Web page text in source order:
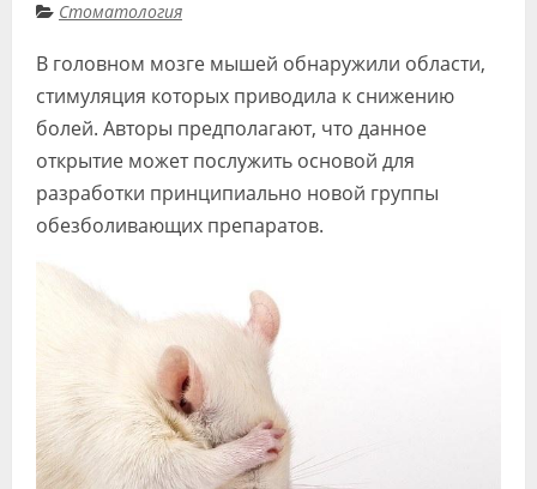
Видео
Форум
Клиники
Специалисты
Галерея
Блоги
Лаборатории
Стоматология
В головном мозге мышей обнаружили области,
стимуляция которых приводила к снижению
болей. Авторы предполагают, что данное
открытие может послужить основой для
разработки принципиально новой группы
обезболивающих препаратов.